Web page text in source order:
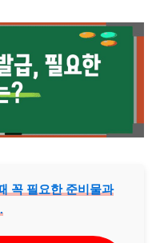
꼭 필요한 준비물과